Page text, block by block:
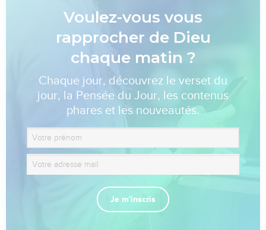
Voulez-vous vous
rapprocher de Dieu
chaque matin ?
Chaque jour, découvrez le verset du
jour, la Pensée du Jour, les contenus
phares et les nouveautés.
Je m'inscris